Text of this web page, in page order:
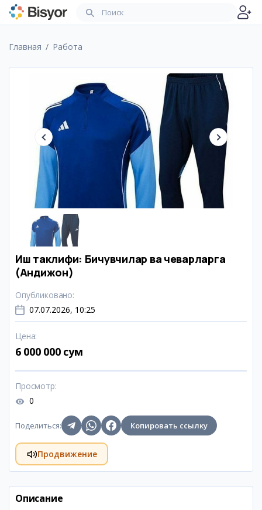
Главная Работа
Иш таклифи: Бичувчилар ва чеварларга
(Андижон)
Опубликовано:
07.07.2026, 10:25
Цена:
6 000 000 сум
Просмотр:
0
Поделиться: Копировать ссылку
Продвижение
Описание